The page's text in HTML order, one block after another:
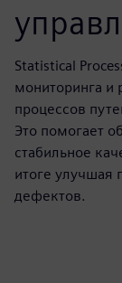
Statistical
мониторинга и
процессов
Это помогает
стабильное
итоге улучшая
дефектов.